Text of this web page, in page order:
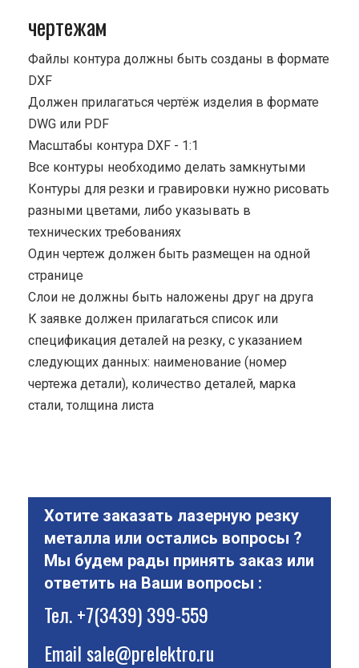
чертежам
Файлы контура должны быть созданы в формате
DXF
Должен прилагаться чертёж изделия в формате
DWG или PDF
Масштабы контура DXF - 1:1
Все контуры необходимо делать замкнутыми
Контуры для резки и гравировки нужно рисовать
разными цветами, либо указывать в
технических требованиях
Один чертеж должен быть размещен на одной
странице
Cлои не должны быть наложены друг на друга
К заявке должен прилагаться список или
спецификация деталей на резку, с указанием
следующих данных: наименование (номер
чертежа детали), количество деталей, марка
стали, толщина листа
Хотите заказать лазерную резку
металла или остались вопросы ?
Мы будем рады принять заказ или
ответить на Ваши вопросы :
Тел.+7(3439) 399-559
Emailsale@prelektro.ru